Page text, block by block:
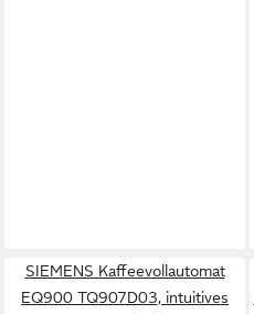
SIEMENS Kaffeevollautomat
EQ900 TQ907D03, intuitives